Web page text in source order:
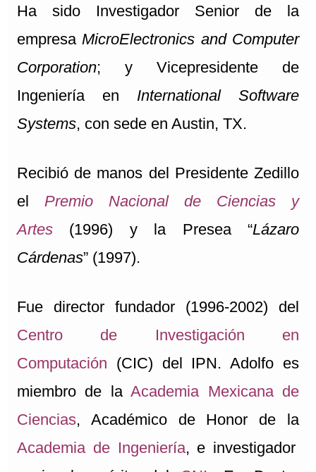
Ha sido Investigador Senior de la
empresaMicroElectronics and Computer
Corporation; y Vicepresidente de
Ingeniería en International Software
Systems, con sede en Austin, TX.
Recibió de manos del Presidente Zedillo
el
Premio Nacional de Ciencias y
Artes
(1996) y la Presea “Lázaro
Cárdenas” (1997).
Fue director fundador (1996-2002) del
Centro de Investigación en
Computación (CIC) del IPN. Adolfo es
miembro de laAcademia Mexicana de
Ciencias, Académico de Honor de la
Academia de Ingeniería, e investigador